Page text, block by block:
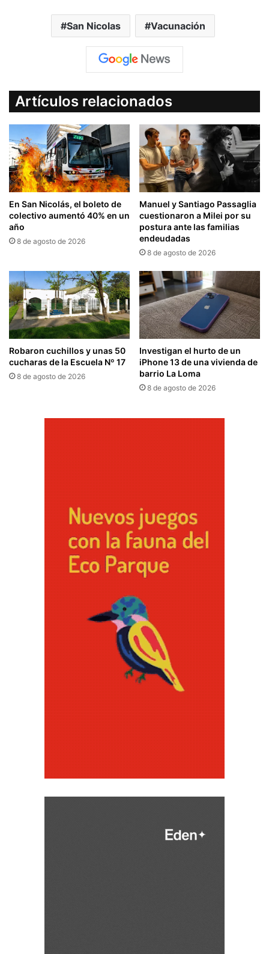
San Nicolas Vacunación
Artículos relacionados
En San Nicolás, el boleto de
colectivo aumentó 40% en un
año
8 de agosto de 2026
Manuel y Santiago Passaglia
cuestionaron a Milei por su
postura ante las familias
endeudadas
8 de agosto de 2026
Robaron cuchillos y unas 50
cucharas de la Escuela Nº 17
8 de agosto de 2026
Investigan el hurto de un
iPhone 13 de una vivienda de
barrio La Loma
8 de agosto de 2026